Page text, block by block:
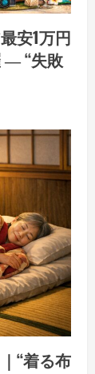
安1万円
― “失敗
“着る布